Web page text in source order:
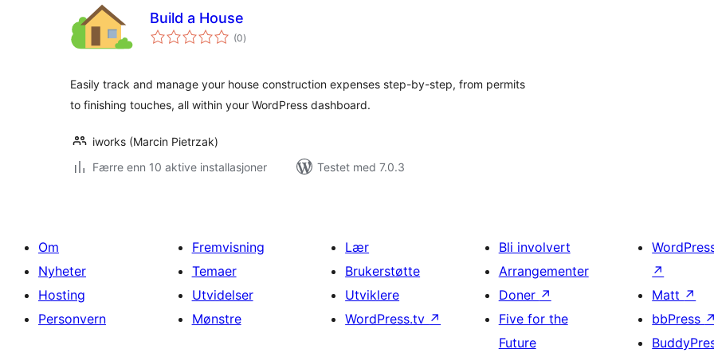
Build a House
(0totale
vurderinger
)
Easily track and manage your house construction expenses step-by-step, from permits
to finishing touches, all within your WordPress dashboard.
iworks (Marcin Pietrzak)
Færre enn 10 aktive installasjoner
Testet med 7.0.3
Om
Nyheter
Hosting
Personvern
Fremvisning
Temaer
Utvidelser
Mønstre
Lær
Brukerstøtte
Utviklere
WordPress.tv ↗
Bli involvert
Arrangementer
Doner ↗
Five for the
Future
↗
Matt ↗
bbPress ↗